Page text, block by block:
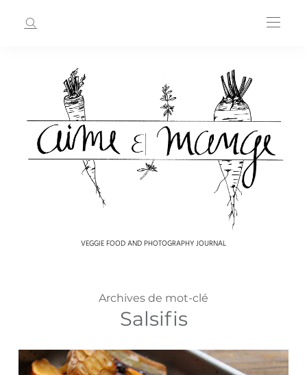
VEGGIE FOOD AND PHOTOGRAPHY JOURNAL
Archives de mot-clé
Salsifis